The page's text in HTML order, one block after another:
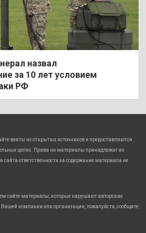
назвал
за 10 лет условием
РФ
взяты из открытых источников и предоставляются
целях. Права на материалы принадлежат их
ответственности за содержание материала не
сайте материалы, которые нарушают авторские
компании или организации, пожалуйста, сообщите